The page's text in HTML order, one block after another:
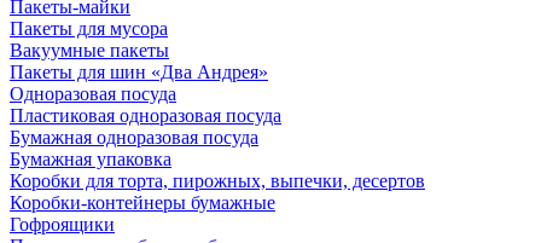
Пакеты-майки
Пакеты для мусора
Вакуумные пакеты
Пакеты для шин «Два Андрея»
Одноразовая посуда
Пластиковая одноразовая посуда
Бумажная одноразовая посуда
Бумажная упаковка
Коробки для торта, пирожных, выпечки, десертов
Коробки-контейнеры бумажные
Гофроящики